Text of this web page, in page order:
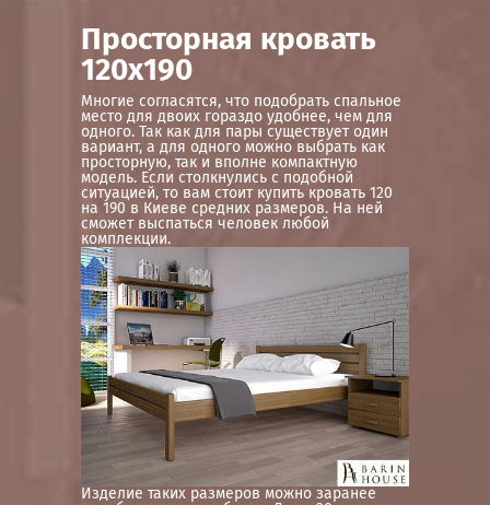
Просторная кровать
120х190
Многие согласятся, что подобрать спальное
место для двоих гораздо удобнее, чем для
одного. Так как для пары существует один
вариант, а для одного можно выбрать как
просторную, так и вполне компактную
модель. Если столкнулись с подобной
ситуацией, то вам стоит купить кровать 120
на 190 в Киеве средних размеров. На ней
сможет выспаться человек любой
комплекции.
Изделие таких размеров можно заранее